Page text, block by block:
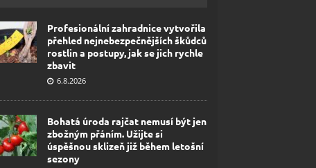
Profesionální zahradnice vytvořila
přehled nejnebezpečnějších škůdců
rostlin a postupy, jak se jich rychle
zbavit
6.8.2026
Bohatá úroda rajčat nemusí být jen
zbožným přáním. Užijte si
úspěšnou sklizeň již během letošní
sezony